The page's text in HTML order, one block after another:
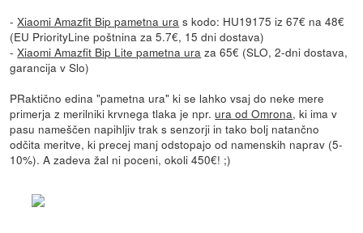
-Xiaomi Amazfit Bip pametna ura s kodo: HU19175 iz 67€ na 48€
(EU PriorityLine poštnina za 5.7€, 15 dni dostava)
-Xiaomi Amazfit Bip Lite pametna ura za 65€ (SLO, 2-dni dostava,
garancija v Slo)
PRaktično edina "pametna ura" ki se lahko vsaj do neke mere
primerja z merilniki krvnega tlaka je npr.ura od Omrona, ki ima v
pasu nameščen napihljiv trak s senzorji in tako bolj natančno
odčita meritve, ki precej manj odstopajo od namenskih naprav (5-
10%). A zadeva žal ni poceni, okoli 450€! ;)